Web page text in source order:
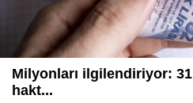
Milyonları ilgilendiriyor:
hakt...